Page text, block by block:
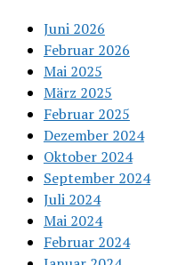
Juni 2026
Februar 2026
Mai 2025
März 2025
Februar 2025
Dezember 2024
Oktober 2024
September 2024
Juli 2024
Mai 2024
Februar 2024